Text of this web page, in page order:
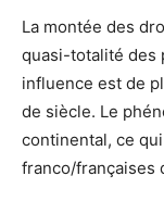
La montée des
quasi-totalité des
influence est de
de siècle. Le
continental, ce
franco/françaises